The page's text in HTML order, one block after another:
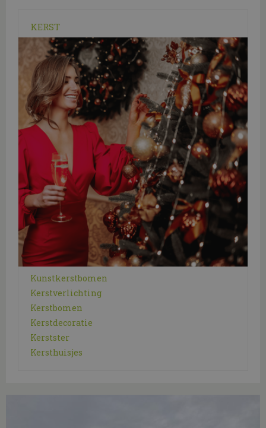
KERST
Kunstkerstbomen
Kerstverlichting
Kerstbomen
Kerstdecoratie
Kerstster
Kersthuisjes